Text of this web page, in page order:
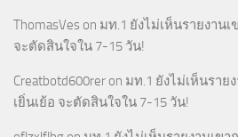
ThomasVes on มท.1 ยังไม่เห็นรายงานเ
จะตัดสินใจใน 7-15 วัน!
Creatbotd600rer on มท.1 ยังไม่เห็นราย
เยิ่นเย้อ จะตัดสินใจใน 7-15 วัน!